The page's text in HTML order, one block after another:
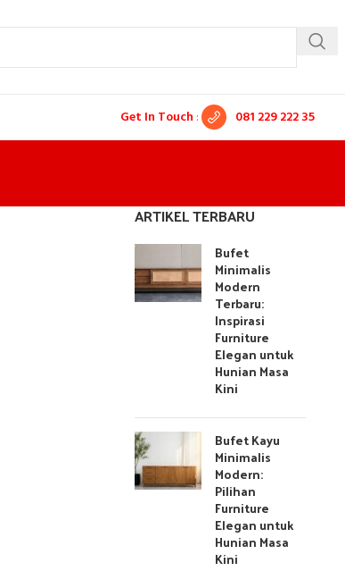
Get In Touch : 081 229 222 35
ARTIKEL TERBARU
Bufet
Minimalis
Modern
Terbaru:
Inspirasi
Furniture
Elegan untuk
Hunian Masa
Kini
Bufet Kayu
Minimalis
Modern:
Pilihan
Furniture
Elegan untuk
Hunian Masa
Kini